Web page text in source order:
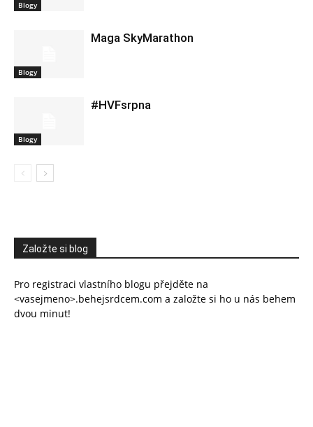
Blogy
Blogy
Maga SkyMarathon
Blogy
#HVFsrpna
Založte si blog
Pro registraci vlastního blogu přejděte na
<vasejmeno>.behejsrdcem.com a založte si ho u nás behem
dvou minut!